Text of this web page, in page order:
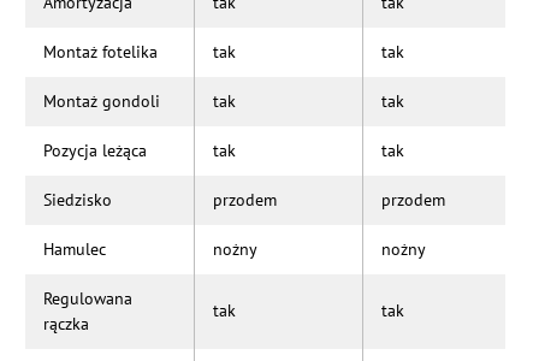
Montaż fotelika tak tak
Montaż gondoli tak tak
Pozycja leżąca tak tak
Siedzisko przodem przodem
Hamulec nożny nożny
Regulowana
rączka
tak tak